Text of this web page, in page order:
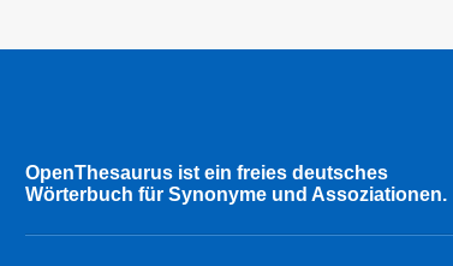
OpenThesaurus ist ein freies deutsches
Wörterbuch für Synonyme und Assoziationen.